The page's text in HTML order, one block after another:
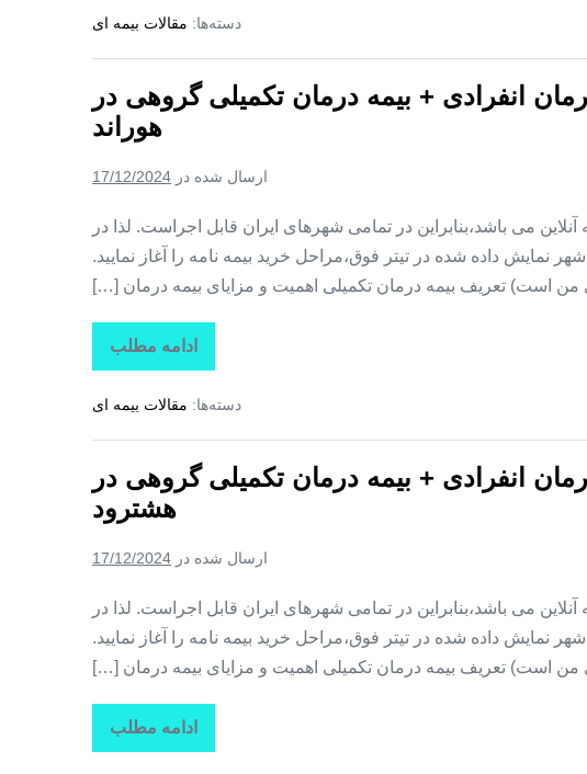
بیمه
درمان
+
بیمه
درمان
تکمیلی
در
دسته‌ها: مقالات بیمه ای
انفرادی + بیمه درمان تکمیلی گروهی در
هوراند
ارسال شده در 17/12/2024
آنلاین می باشد،بنابراین در تمامی شهرهای ایران قابل اجراست. لذا در
نمایش داده شده در تیتر فوق،مراحل خرید بیمه نامه را آغاز نمایید.
من است) تعریف بیمه درمان تکمیلی اهمیت و مزایای بیمه درمان […]
ادامه مطلب
تاراز
بیمه
بیمه
درمان
+
بیمه
درمان
تکمیلی
در
دسته‌ها: مقالات بیمه ای
انفرادی + بیمه درمان تکمیلی گروهی در
هشترود
ارسال شده در 17/12/2024
آنلاین می باشد،بنابراین در تمامی شهرهای ایران قابل اجراست. لذا در
نمایش داده شده در تیتر فوق،مراحل خرید بیمه نامه را آغاز نمایید.
من است) تعریف بیمه درمان تکمیلی اهمیت و مزایای بیمه درمان […]
ادامه مطلب
تاراز
بیمه